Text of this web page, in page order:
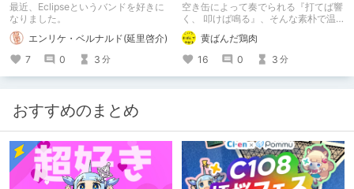
最近、Eclipseというバンドを好きに
なりました。
エンリケ・ベルナルド(延里啓介)
7
0 3 分
空き缶によって奏でられる『打てば響
く、 叩けば鳴る』、そんな素朴で温
かみのあるサウンドです。 帝国音楽
堂さんの『缶ピアノ小品集』をご紹介
致します。
黄ばんだ鶏肉
16
0 3 分
おすすめのまとめ